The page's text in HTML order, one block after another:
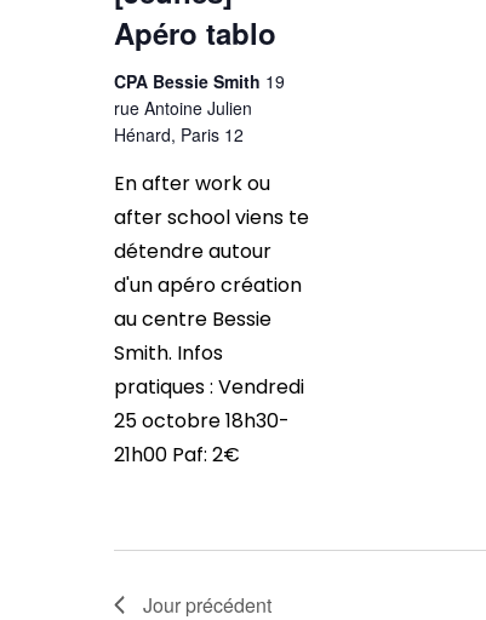
Apéro tablo
CPA Bessie Smith 19
rue Antoine Julien
Hénard, Paris 12
En after work ou
after school viens te
détendre autour
d'un apéro création
au centre Bessie
Smith. Infos
pratiques : Vendredi
25 octobre 18h30-
21h00 Paf: 2€
Jour précédent